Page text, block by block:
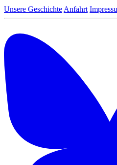
Unsere Geschichte Anfahrt